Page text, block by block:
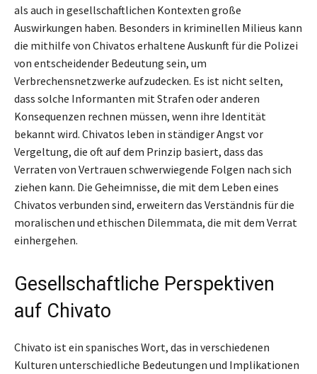
als auch in gesellschaftlichen Kontexten große
Auswirkungen haben. Besonders in kriminellen Milieus kann
die mithilfe von Chivatos erhaltene Auskunft für die Polizei
von entscheidender Bedeutung sein, um
Verbrechensnetzwerke aufzudecken. Es ist nicht selten,
dass solche Informanten mit Strafen oder anderen
Konsequenzen rechnen müssen, wenn ihre Identität
bekannt wird. Chivatos leben in ständiger Angst vor
Vergeltung, die oft auf dem Prinzip basiert, dass das
Verraten von Vertrauen schwerwiegende Folgen nach sich
ziehen kann. Die Geheimnisse, die mit dem Leben eines
Chivatos verbunden sind, erweitern das Verständnis für die
moralischen und ethischen Dilemmata, die mit dem Verrat
einhergehen.
Gesellschaftliche Perspektiven
auf Chivato
Chivato ist ein spanisches Wort, das in verschiedenen
Kulturen unterschiedliche Bedeutungen und Implikationen